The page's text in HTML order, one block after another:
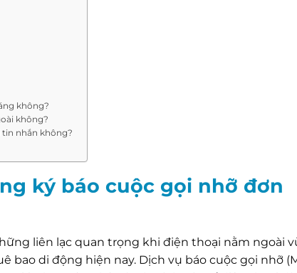
không?
không?
nhắn không?
ký báo cuộc gọi nhỡ đơn
liên lạc quan trọng khi điện thoại nằm ngoài
bao di động hiện nay. Dịch vụ báo cuộc gọi nhỡ